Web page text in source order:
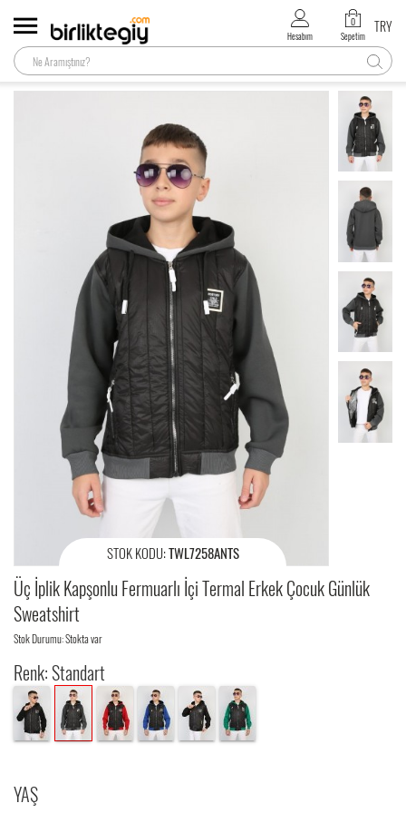
Hesabım
0
Sepetim
TRY
STOK KODU:TWL7258ANTS
Üç İplik Kapşonlu Fermuarlı İçi Termal Erkek Çocuk Günlük
Sweatshirt
Stok Durumu: Stokta var
Renk: Standart
YAŞ